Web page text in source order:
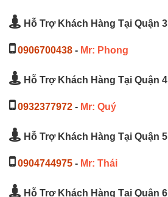
Hỗ Trợ Khách Hàng Tại Quận 3
0906700438 - Mr: Phong
Hỗ Trợ Khách Hàng Tại Quận 4
0932377972 - Mr: Quý
Hỗ Trợ Khách Hàng Tại Quận 5
0904744975 - Mr: Thái
Hỗ Trợ Khách Hàng Tại Quận 6